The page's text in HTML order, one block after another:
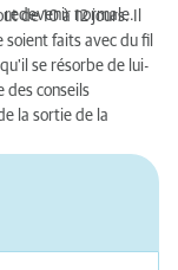
normale.
de 10 à 12 jours. Il
faits avec du fil
se résorbe de lui-
des conseils
la sortie de la